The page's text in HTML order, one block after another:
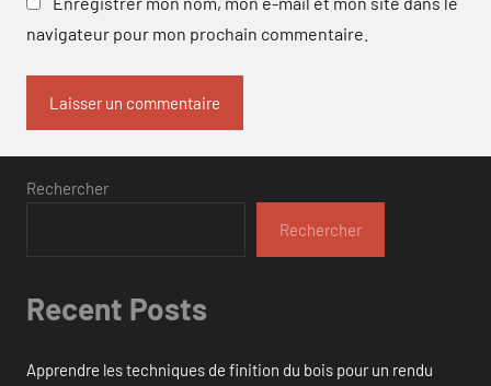
navigateur pour mon prochain commentaire.
Rechercher
Rechercher
Recent Posts
Apprendre les techniques de finition du bois pour un rendu